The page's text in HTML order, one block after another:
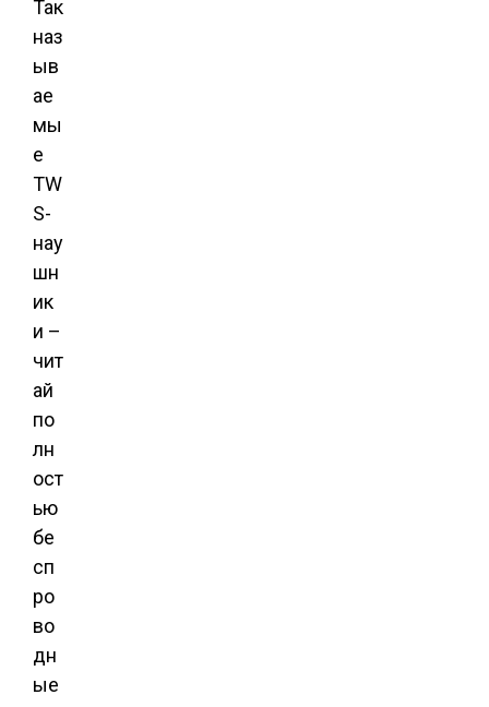
Так
наз
ыв
ае
мы
е
TW
S-
нау
шн
ик
и –
чит
ай
по
лн
ост
ью
бе
сп
ро
во
дн
ые